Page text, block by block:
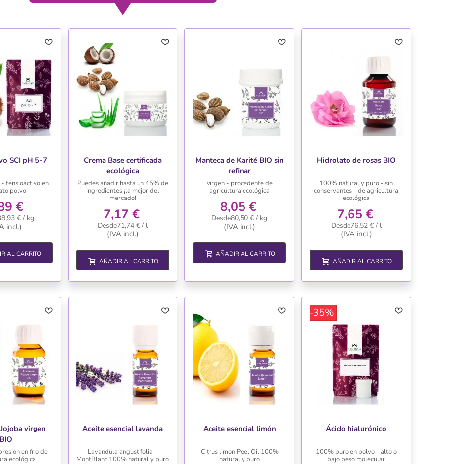
SCI pH 5-7
tensioactivo en
polvo
€
€ / kg
incl.)
AL CARRITO
Crema Base certificada
ecológica
Puedes añadir hasta un 45% de
ingredientes ¡la mejor del
mercado!
7,17 €
Desde71,74 € / l
(IVA incl.)
AÑADIR AL CARRITO
Manteca de Karité BIO sin
refinar
virgen - procedente de
agricultura ecológica
8,05 €
Desde80,50 € / kg
(IVA incl.)
AÑADIR AL CARRITO
Hidrolato de rosas BIO
100% natural y puro - sin
conservantes - de agricultura
ecológica
7,65 €
Desde76,52 € / l
(IVA incl.)
AÑADIR AL CARRITO
virgen
BIO
en frío de
ecológica
Aceite esencial lavanda
Lavandula angustifolia -
MontBlanc 100% natural y puro
Aceite esencial limón
Citrus limon Peel Oil100%
natural y puro
-35%
Ácido hialurónico
100% puro en polvo - alto o
bajo peso molecular